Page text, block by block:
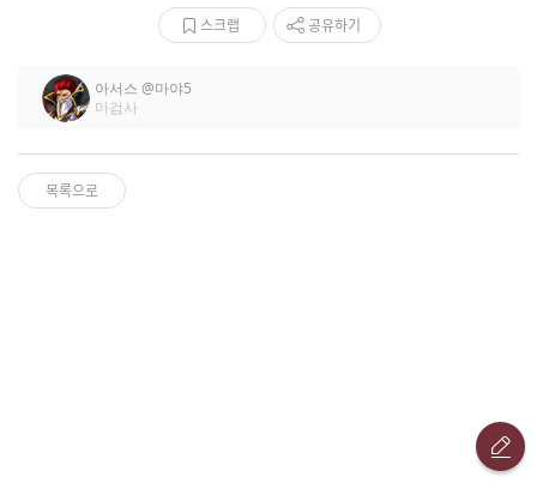
스크랩 공유하기
아서스@마야5
마검사
목록으로